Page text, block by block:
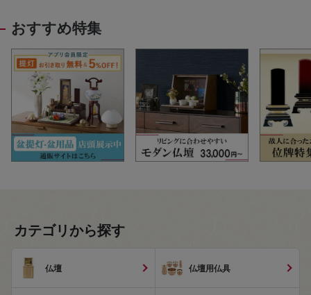
おすすめ特集
カテゴリから探す
仏壇 仏壇用仏具